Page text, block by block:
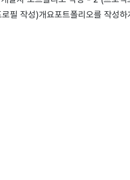
필 작성)개요포트폴리오를 작성하
업기능요원을 준비하기 위해 이력